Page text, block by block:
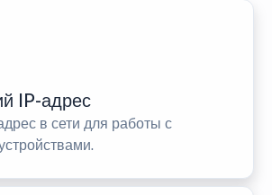
IP-адрес
в сети для работы с